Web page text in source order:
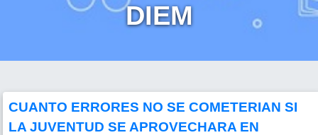
DIEM
CUANTO ERRORES NO SE COMETERIAN SI
LA JUVENTUD SE APROVECHARA EN